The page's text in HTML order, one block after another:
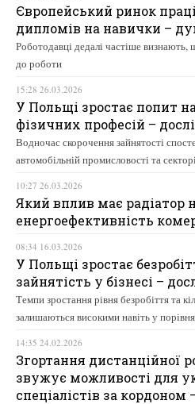
Європейський ринок
дипломів на навички –
Роботодавці дедалі частіше визнають,
до роботи
15:28 26.03.2026
У Польщі зростає попит
фізичних професій –
Водночас скорочення зайнятості
автомобільній промисловості та
10:27 26.03.2026
Який вплив має радіатор
енергоефективність
08:34 16.03.2026
У Польщі зростає
зайнятість у бізнесі –
Темпи зростання рівня безробіття та
залишаються високими навіть у
14:35 24.02.2026
Згортання дистанційної
звужує можливості для
спеціалістів за кордоном